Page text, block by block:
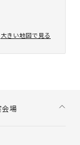
大きい地図で見る
会場